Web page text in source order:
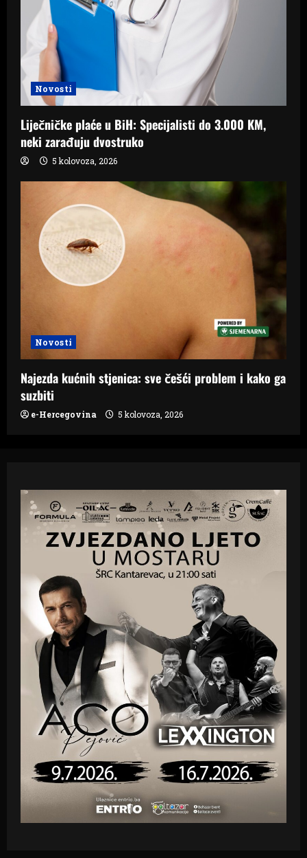
Novosti
Liječničke plaće u BiH: Specijalisti do 3.000 KM,
neki zarađuju dvostruko
5 kolovoza, 2026
Novosti
Najezda kućnih stjenica: sve češći problem i kako ga
suzbiti
e-Hercegovina 5 kolovoza, 2026